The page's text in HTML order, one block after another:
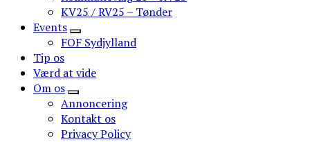
KV25 / RV25 – Tønder
Events
FOF Sydjylland
Tip os
Værd at vide
Om os
Annoncering
Kontakt os
Privacy Policy